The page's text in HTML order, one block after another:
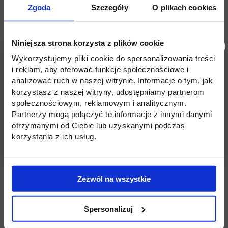
Zgoda Szczegóły O plikach cookies
Niniejsza strona korzysta z plików cookie
Wykorzystujemy pliki cookie do spersonalizowania treści
i reklam, aby oferować funkcje społecznościowe i
analizować ruch w naszej witrynie. Informacje o tym, jak
korzystasz z naszej witryny, udostępniamy partnerom
społecznościowym, reklamowym i analitycznym.
Partnerzy mogą połączyć te informacje z innymi danymi
otrzymanymi od Ciebie lub uzyskanymi podczas
korzystania z ich usług.
Zezwól na wszystkie
Spersonalizuj
Władze
Baza dydaktyczna
Baza laboratoryjna
BIPlink otwiera się w nowej karcie
Wydział Inżynieryjny
Wydział Zamiejscowy Płońsk
Pracalink otwiera się w nowej